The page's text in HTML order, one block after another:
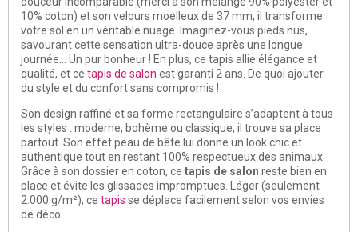
10% coton) et son velours moelleux de 37 mm, il transforme
votre sol en un véritable nuage. Imaginez-vous pieds nus,
savourant cette sensation ultra-douce après une longue
journée… Un pur bonheur ! En plus, ce tapis allie élégance et
qualité, et ce tapis de salon est garanti 2 ans. De quoi ajouter
du style et du confort sans compromis !
Son design raffiné et sa forme rectangulaire s’adaptent à tous
les styles : moderne, bohème ou classique, il trouve sa place
partout. Son effet peau de bête lui donne un look chic et
authentique tout en restant 100% respectueux des animaux.
Grâce à son dossier en coton, ce tapis de salon reste bien en
place et évite les glissades impromptues. Léger (seulement
2.000 g/m²), ce tapis se déplace facilement selon vos envies
de déco.